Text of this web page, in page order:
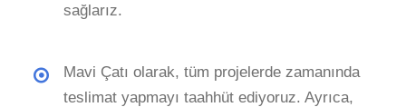
sağlarız.
Mavi Çatı olarak, tüm projelerde zamanında
teslimat yapmayı taahhüt ediyoruz. Ayrıca,